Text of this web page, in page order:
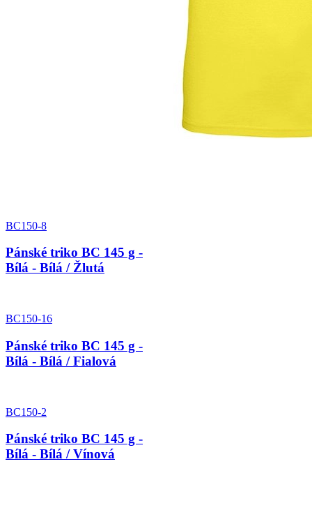
BC150-8
Pánské triko BC 145 g -
Bílá - Bílá / Žlutá
BC150-16
Pánské triko BC 145 g -
Bílá - Bílá / Fialová
BC150-2
Pánské triko BC 145 g -
Bílá - Bílá / Vínová